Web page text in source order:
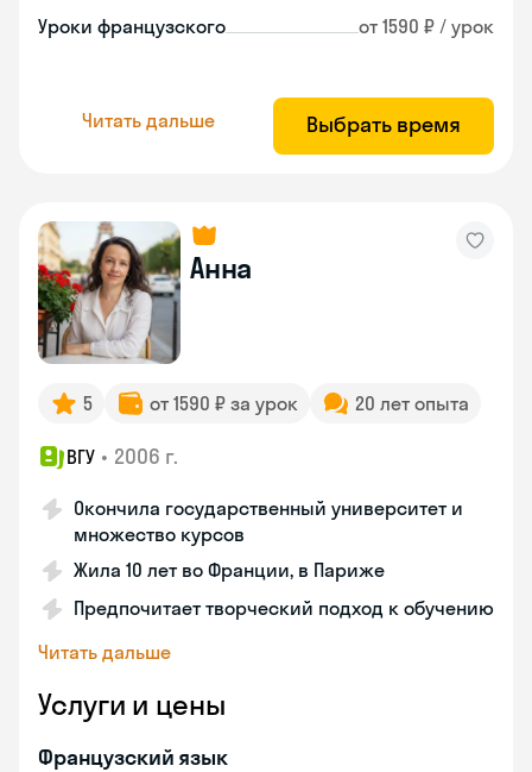
Уроки французского от 1590 ₽ / урок
Читать дальше Выбрать время
Анна
5 от 1590 ₽ за урок 20 лет опыта
ВГУ • 2006 г.
Окончила государственный университет и
множество курсов
Жила 10 лет во Франции, в Париже
Предпочитает творческий подход к обучению
Читать дальше
Услуги и цены
Французский язык